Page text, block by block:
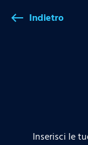
west Indietro
Inserisci le